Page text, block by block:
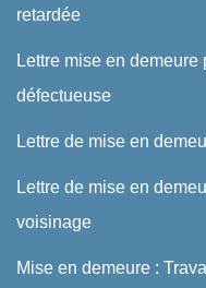
retardée
Lettre mise en demeure
défectueuse
Lettre de mise en
Lettre de mise en
voisinage
Mise en demeure :